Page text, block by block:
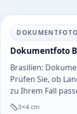
DOKUMENTFOTO
Dokumentfoto
Brasilien:
Prüfen Sie, ob
zu Ihrem Fall
3×4 cm